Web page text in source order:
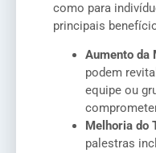
como para
principais
Aumento da
podem
equipe ou
Melhoria do
palestras